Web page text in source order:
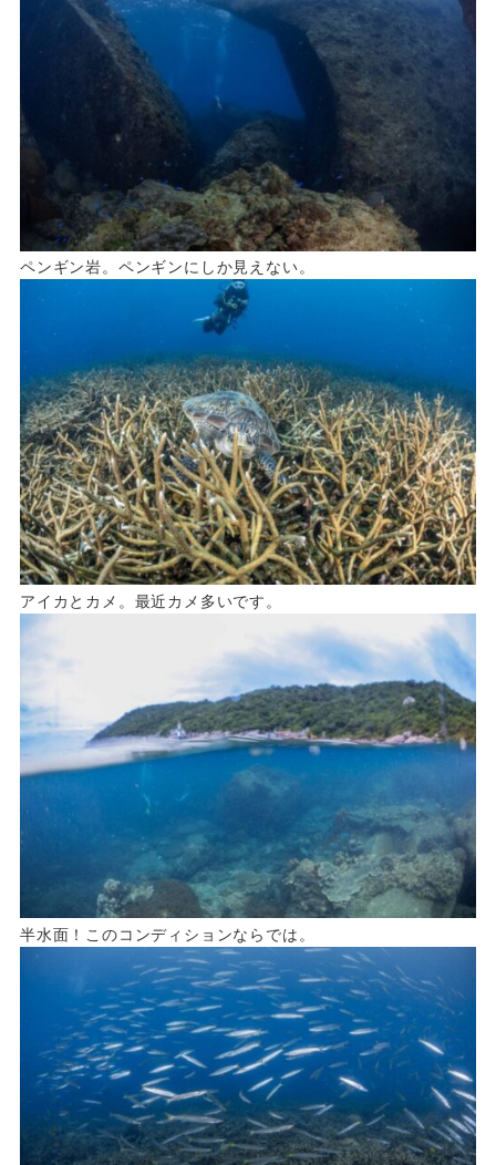
ペンギン岩。ペンギンにしか見えない。
アイカとカメ。最近カメ多いです。
半水面！このコンディションならでは。